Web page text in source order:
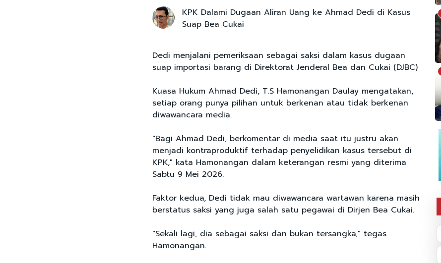
KPK Dalami Dugaan Aliran Uang ke Ahmad Dedi di Kasus
Suap Bea Cukai
Dedi menjalani pemeriksaan sebagai saksi dalam kasus dugaan
suap importasi barang di Direktorat Jenderal Bea dan Cukai (DJBC)
Kuasa Hukum Ahmad Dedi, T.S Hamonangan Daulay mengatakan,
setiap orang punya pilihan untuk berkenan atau tidak berkenan
diwawancara media.
"Bagi Ahmad Dedi, berkomentar di media saat itu justru akan
menjadi kontraproduktif terhadap penyelidikan kasus tersebut di
KPK," kata Hamonangan dalam keterangan resmi yang diterima
Sabtu 9 Mei 2026.
Faktor kedua, Dedi tidak mau diwawancara wartawan karena masih
berstatus saksi yang juga salah satu pegawai di Dirjen Bea Cukai.
"Sekali lagi, dia sebagai saksi dan bukan tersangka," tegas
Hamonangan.